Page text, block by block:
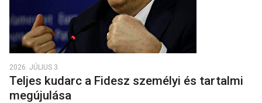
2026. JÚLIUS 3.
Teljes kudarc a Fidesz személyi és tartalmi
megújulása